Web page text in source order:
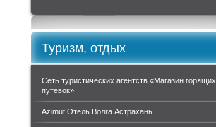
Туризм, отдых
Сеть туристических агентств «Магазин горящих
путевок»
Azimut Отель Волга Астрахань